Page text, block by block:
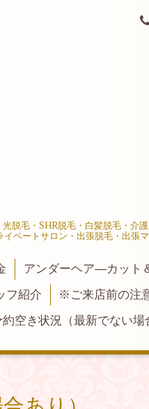
脱毛・SHR脱毛・白髪脱毛・介
ベートサロン・出張脱毛・出張
アンダーヘア―カット
フ紹介
※ご来店前の注
空き状況（最新でない場